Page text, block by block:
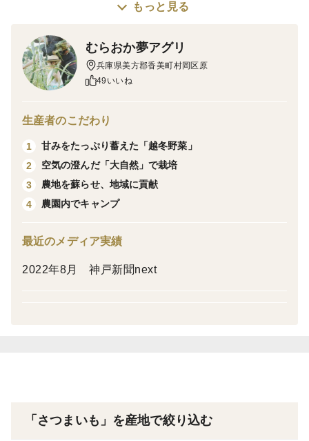
【商品内容】
兵庫県産「紅はるか」１０kg(箱入り）
▶︎栽培期間中農薬不使用の「特別栽培品」。
土付き ＳＳ〜Sサイズ（50g〜180g前後）
１ヶ月以上追熟し、甘みをしっかり引き出しています。
土壌の異なる2つの農園で栽培されたお芋が混在する場
合があります（土の色の違いによってわかります）。
約2万年前に噴火したと言われる神鍋火山の麓に位置
もっと見る
むらおか夢アグリ
兵庫県美方郡香美町村岡区原
49いいね
生産者のこだわり
1
甘みをたっぷり蓄えた「越冬野菜」
2
空気の澄んだ「大自然」で栽培
3
農地を蘇らせ、地域に貢献
4
農園内でキャンプ
最近のメディア実績
2022年8月 神戸新聞next
「さつまいも」を産地で絞り込む